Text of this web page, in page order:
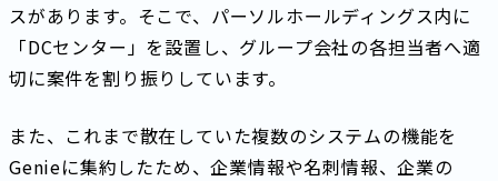
スがあります。そこで、パーソルホールディングス内に
「DCセンター」を設置し、グループ会社の各担当者へ適
切に案件を割り振りしています。
また、これまで散在していた複数のシステムの機能を
Genieに集約したため、企業情報や名刺情報、企業の